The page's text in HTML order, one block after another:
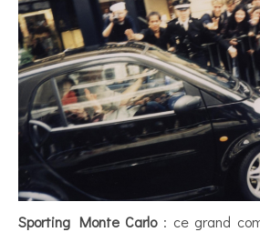
Sporting Monte Carlo: ce grand